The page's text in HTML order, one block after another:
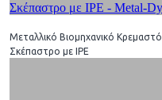
Μεταλλικό Βιομηχανικό Κρεμαστό
Σκέπαστρο με IPE